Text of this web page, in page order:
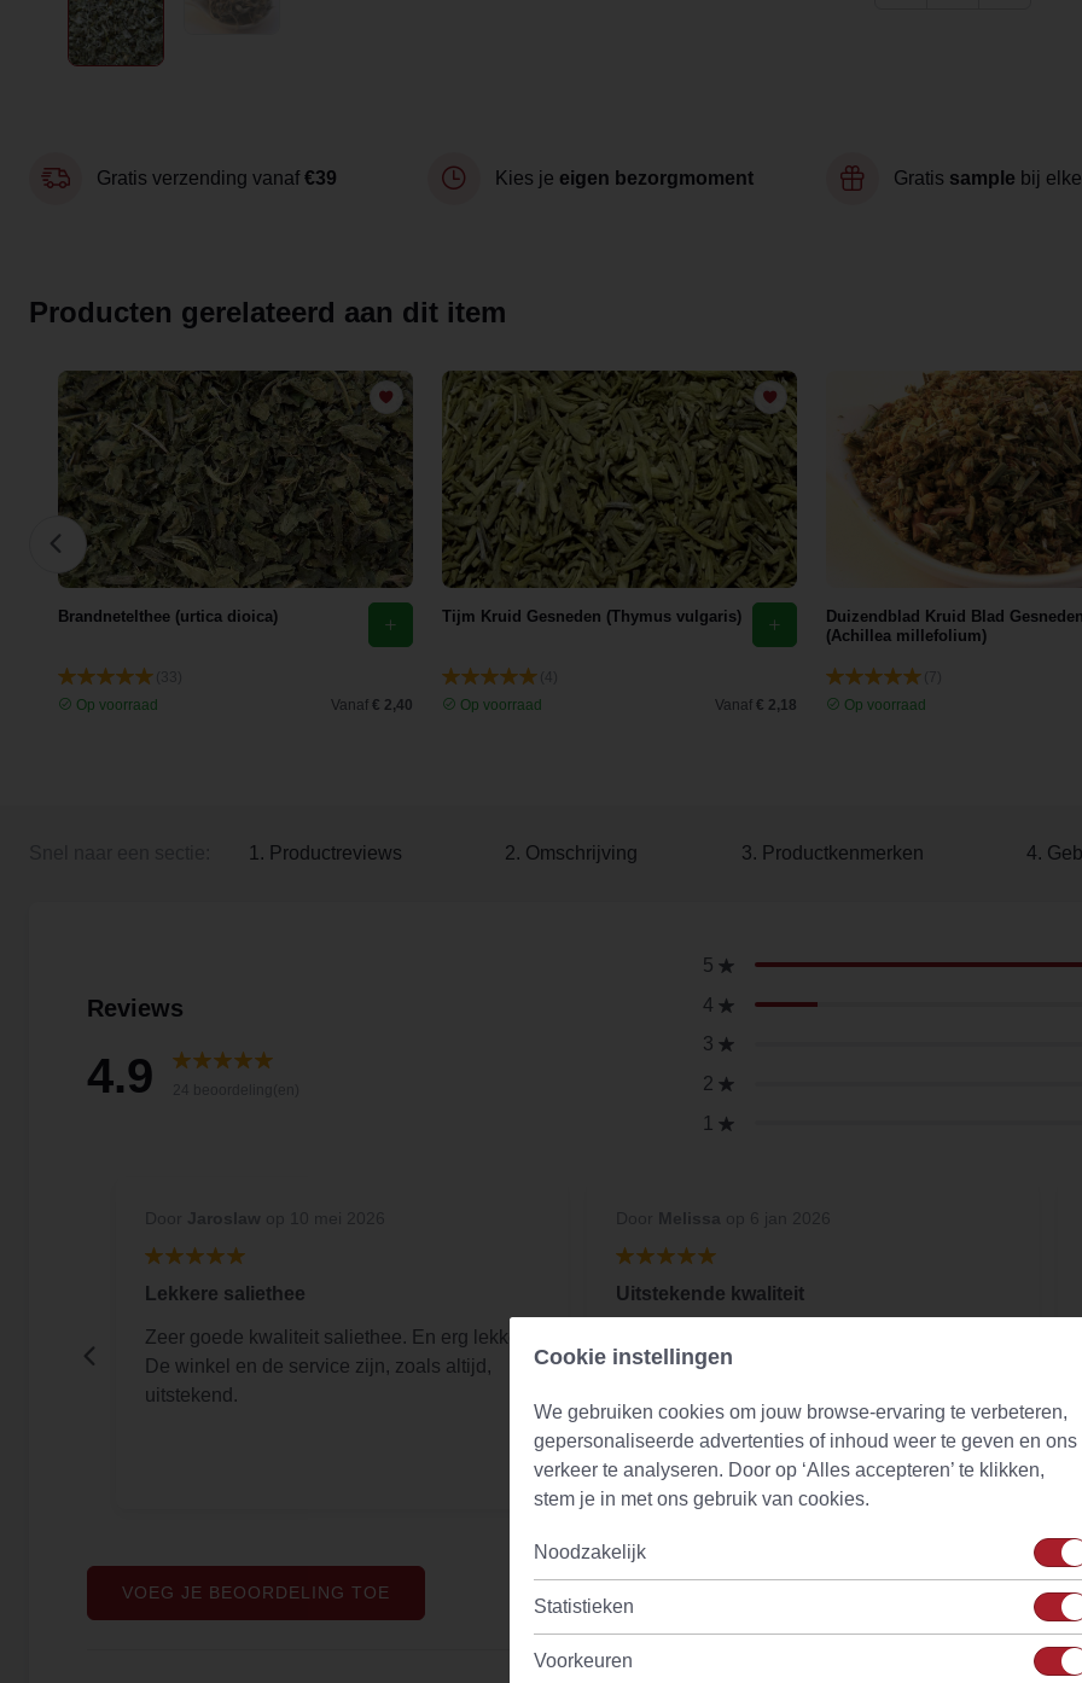
Gratis verzending vanaf €39 Kies je eigen bezorgmoment Gratis sample bij
Producten gerelateerd aan dit item
Brandnetelthee (urtica dioica)
Op voorraad
Vanaf € 2,40
Tijm Kruid Gesneden (Thymus vulgaris)
Op voorraad
Vanaf € 2,18
Duizendblad Kruid Blad Gesneden
(Achillea millefolium)
Op voorraad
1. Productreviews 2. Omschrijving 3. Productkenmerken 4.
Reviews
4.9
5
4
3
2
1
Lekkere saliethee
Zeer goede kwaliteit saliethee. En erg lekker.
De winkel en de service zijn, zoals altijd,
uitstekend.
Uitstekende kwaliteit
bladeren. Zeer goed.
VOEG JE BEOORDELING TOE
Cookie instellingen
We gebruiken cookies om jouw browse-ervaring te verbeteren,
gepersonaliseerde advertenties of inhoud weer te geven en ons
verkeer te analyseren. Door op ‘Alles accepteren’ te klikken,
stem je in met ons gebruik van cookies.
Noodzakelijk
Statistieken
Voorkeuren